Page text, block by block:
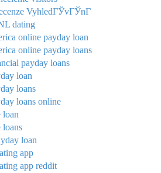
VyhledГЎvГЎnГ­
dating
online payday loan
online payday loans
payday loans
loan
loans
loans online
loan
loans
loan
app
app reddit